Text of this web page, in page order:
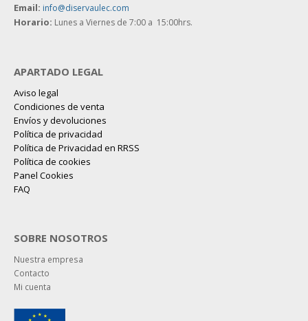
Email: info@diservaulec.com
Horario: Lunes a Viernes de 7:00 a 15:00hrs.
APARTADO LEGAL
Aviso legal
Condiciones de venta
Envíos y devoluciones
Política de privacidad
Política de Privacidad en RRSS
Política de cookies
Panel Cookies
FAQ
SOBRE NOSOTROS
Nuestra empresa
Contacto
Mi cuenta